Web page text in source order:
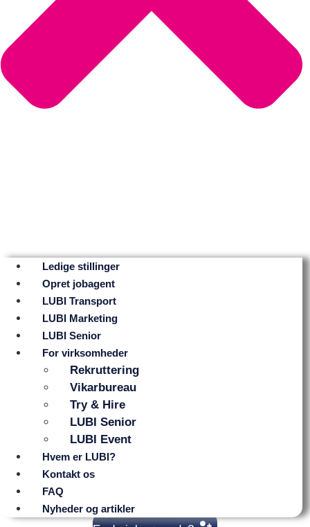
Ledige stillinger
Opret jobagent
LUBI Transport
LUBI Marketing
LUBI Senior
For virksomheder
Rekruttering
Vikarbureau
Try & Hire
LUBI Senior
LUBI Event
Hvem er LUBI?
Kontakt os
FAQ
Nyheder og artikler